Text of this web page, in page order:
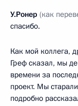
У.Ронер (как
спасибо.
Как мой коллега,
Греф сказал, мы
времени за
проект. Мы
подробно